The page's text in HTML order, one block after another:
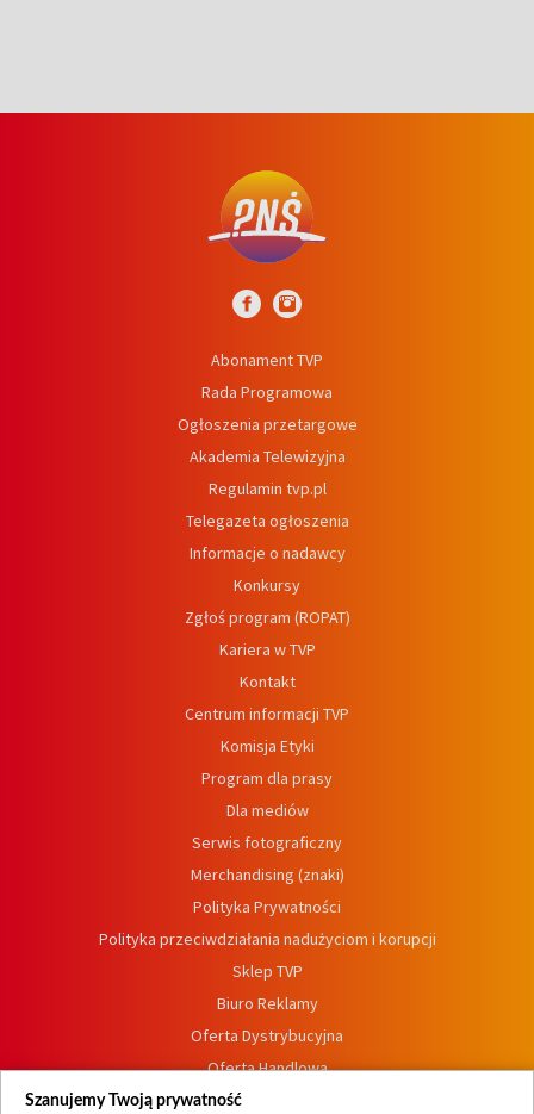
Abonament TVP
Rada Programowa
Ogłoszenia przetargowe
Akademia Telewizyjna
Regulamin tvp.pl
Telegazeta ogłoszenia
Informacje o nadawcy
Konkursy
Zgłoś program (ROPAT)
Kariera w TVP
Kontakt
Centrum informacji TVP
Komisja Etyki
Program dla prasy
Dla mediów
Serwis fotograficzny
Merchandising (znaki)
Polityka Prywatności
Polityka przeciwdziałania nadużyciom i korupcji
Sklep TVP
Biuro Reklamy
Oferta Dystrybucyjna
Oferta Handlowa
Dostępność
Szanujemy Twoją prywatność